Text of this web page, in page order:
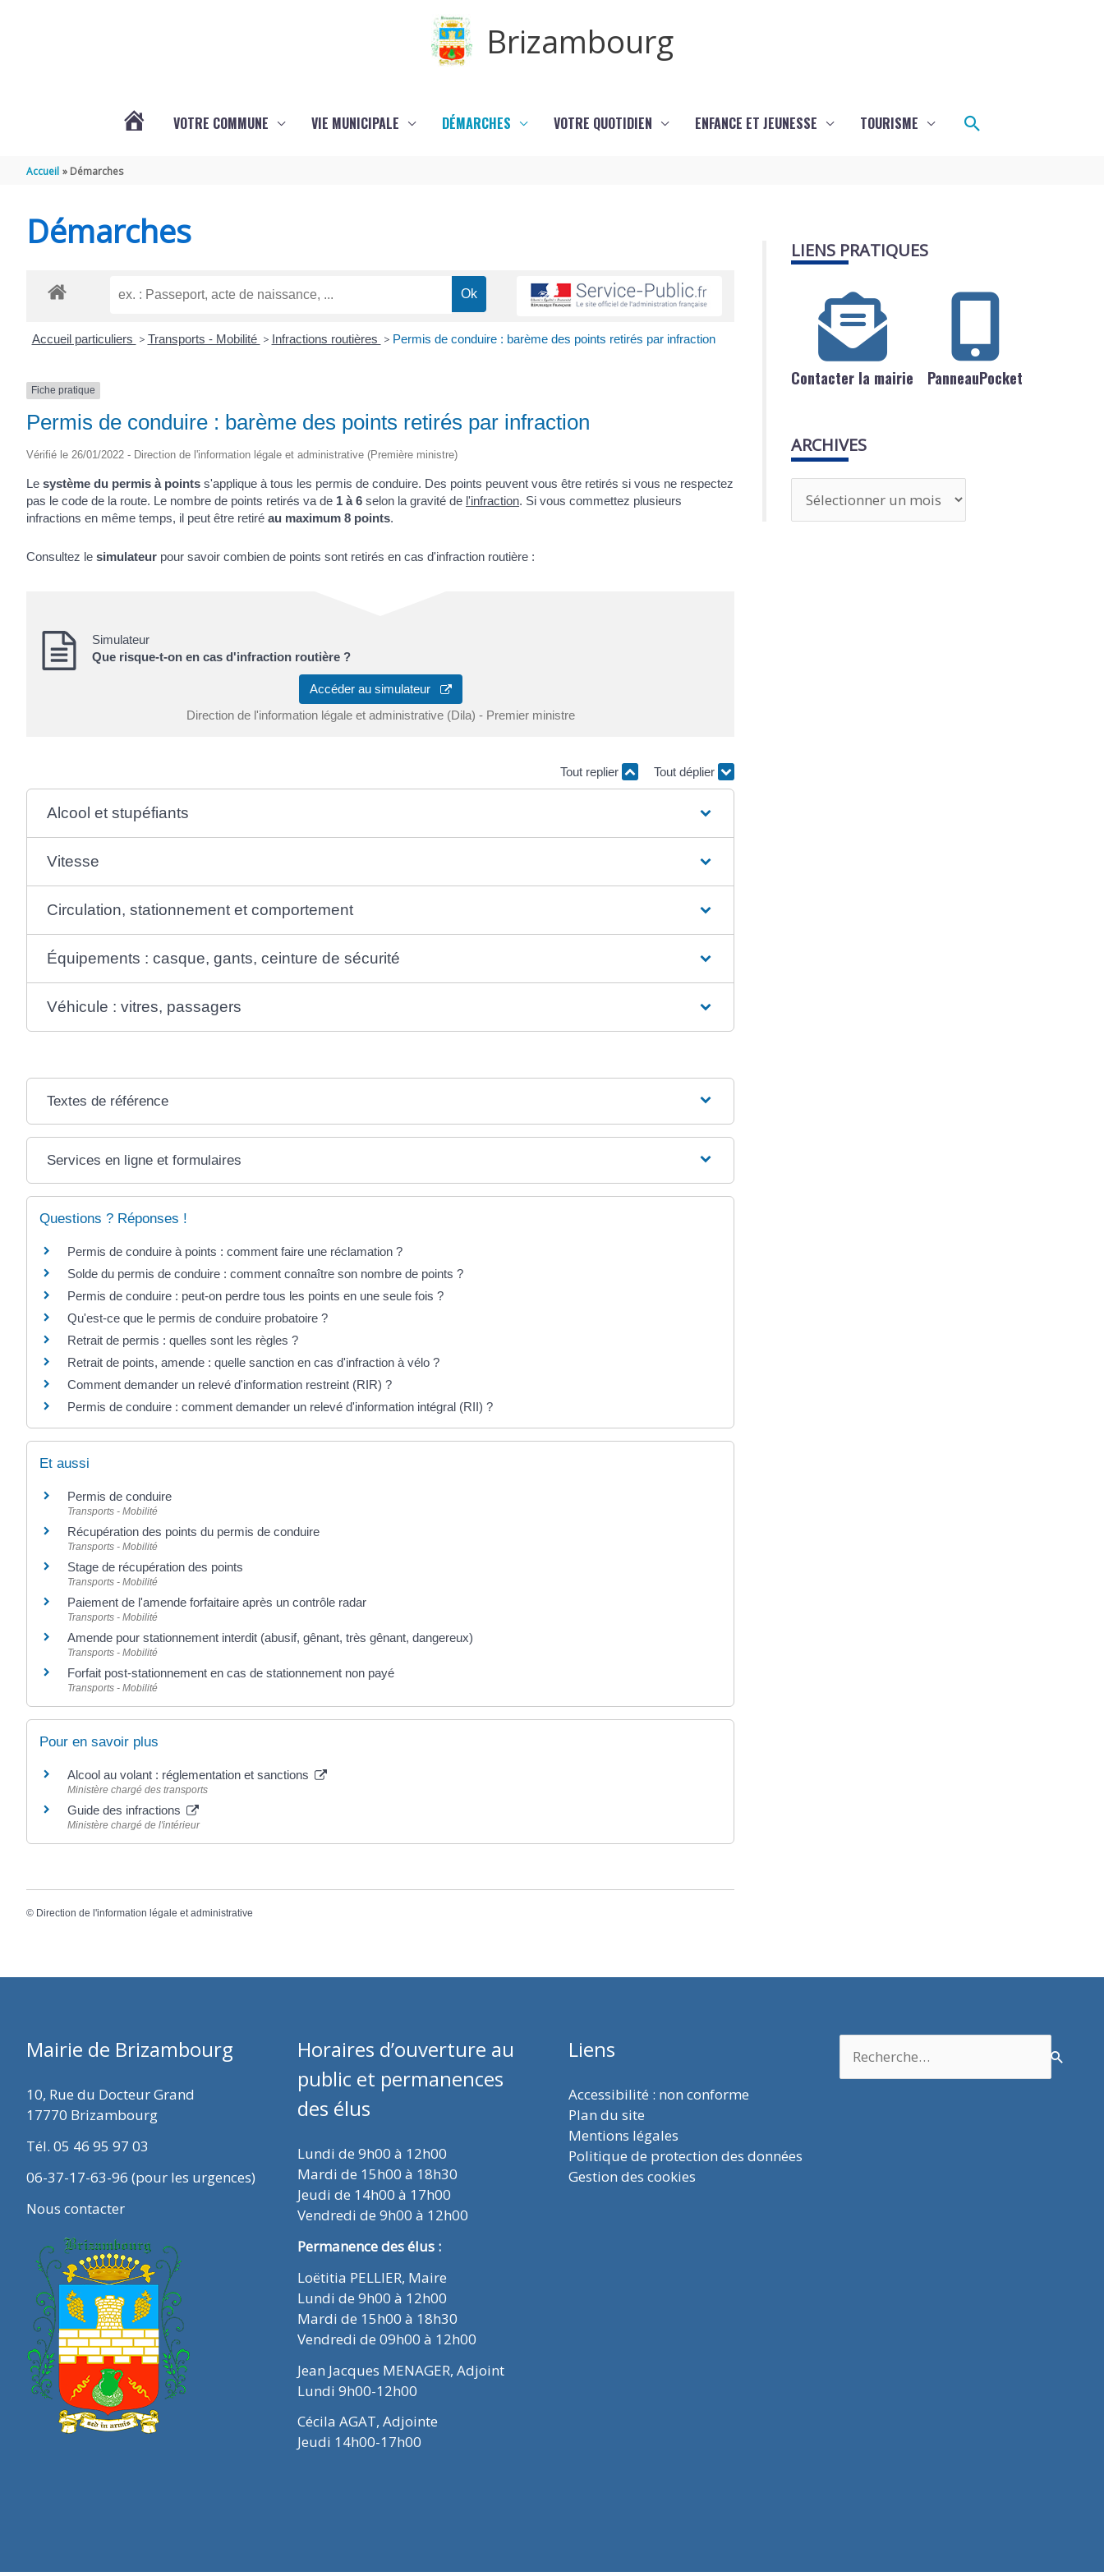
Brizambourg
VOTRE COMMUNE VIE MUNICIPALE DÉMARCHES VOTRE QUOTIDIEN ENFANCE ET JEUNESSE TOURISME Rechercher
Accueil Démarches
Démarches
Accueil particuliers > Transports - Mobilité > Infractions routières > Permis de conduire : barème des points retirés par infraction
Fiche pratique
Permis de conduire : barème des points retirés par infraction
Vérifié le 26/01/2022 - Direction de l'information légale et administrative (Première ministre)
Le système du permis à points s'applique à tous les permis de conduire. Des points peuvent vous être retirés si vous ne respectez
pas le code de la route. Le nombre de points retirés va de 1 à 6 selon la gravité de l'infraction. Si vous commettez plusieurs
infractions en même temps, il peut être retiré au maximum 8 points.
Consultez le simulateur pour savoir combien de points sont retirés en cas d'infraction routière :
Simulateur
Que risque-t-on en cas d'infraction routière ?
Accéder au simulateur
Direction de l'information légale et administrative (Dila) - Premier ministre
Tout replier Tout déplier
Alcool et stupéfiants
Vitesse
Circulation, stationnement et comportement
Équipements : casque, gants, ceinture de sécurité
Véhicule : vitres, passagers
Textes de référence
Services en ligne et formulaires
Questions ? Réponses !
Permis de conduire à points : comment faire une réclamation ?
Solde du permis de conduire : comment connaître son nombre de points ?
Permis de conduire : peut-on perdre tous les points en une seule fois ?
Qu'est-ce que le permis de conduire probatoire ?
Retrait de permis : quelles sont les règles ?
Retrait de points, amende : quelle sanction en cas d'infraction à vélo ?
Comment demander un relevé d'information restreint (RIR) ?
Permis de conduire : comment demander un relevé d'information intégral (RII) ?
Et aussi
Permis de conduire
Transports - Mobilité
Récupération des points du permis de conduire
Transports - Mobilité
Stage de récupération des points
Transports - Mobilité
Paiement de l'amende forfaitaire après un contrôle radar
Transports - Mobilité
Amende pour stationnement interdit (abusif, gênant, très gênant, dangereux)
Transports - Mobilité
Forfait post-stationnement en cas de stationnement non payé
Transports - Mobilité
Pour en savoir plus
Alcool au volant : réglementation et sanctions
Ministère chargé des transports
Guide des infractions
Ministère chargé de l'intérieur
© Direction de l'information légale et administrative
LIENS PRATIQUES
Contacter la mairie PanneauPocket
ARCHIVES
r
Mairie de Brizambourg
10, Rue du Docteur Grand
17770 Brizambourg
Tél. 05 46 95 97 03
06-37-17-63-96 (pour les urgences)
Nous contacter
Horaires d’ouverture au
public et permanences
des élus
Lundi de 9h00 à 12h00
Mardi de 15h00 à 18h30
Jeudi de 14h00 à 17h00
Vendredi de 9h00 à 12h00
Permanence des élus :
Loëtitia PELLIER, Maire
Lundi de 9h00 à 12h00
Mardi de 15h00 à 18h30
Vendredi de 09h00 à 12h00
Jean Jacques MENAGER, Adjoint
Lundi 9h00-12h00
Cécila AGAT, Adjointe
Jeudi 14h00-17h00
Liens
Accessibilité : non conforme
Plan du site
Mentions légales
Politique de protection des données
Gestion des cookies